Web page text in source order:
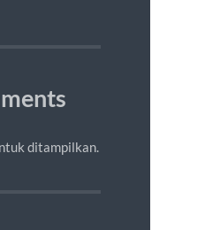
ditampilkan.